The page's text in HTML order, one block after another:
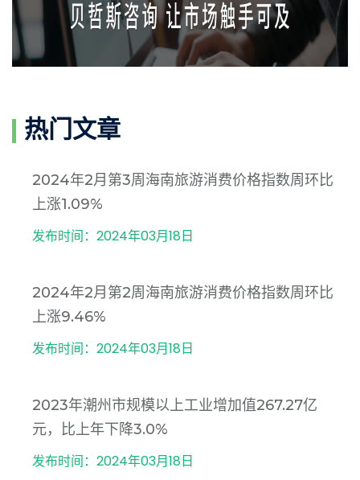
热门文章
2024年2月第3周海南旅游消费价格指数周环比
上涨1.09%
发布时间：2024年03月18日
2024年2月第2周海南旅游消费价格指数周环比
上涨9.46%
发布时间：2024年03月18日
2023年潮州市规模以上工业增加值267.27亿
元，比上年下降3.0%
发布时间：2024年03月18日